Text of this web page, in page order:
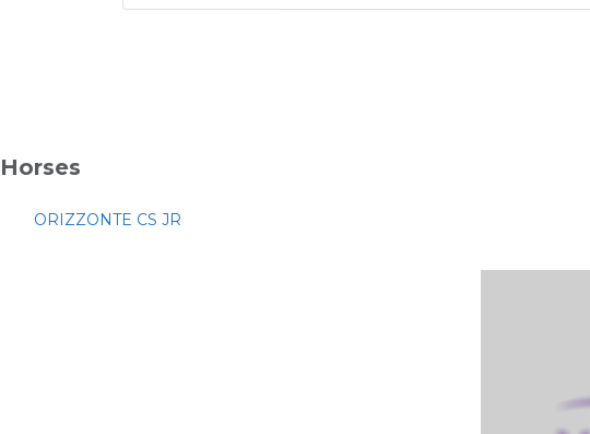
Horses
ORIZZONTE CS JR